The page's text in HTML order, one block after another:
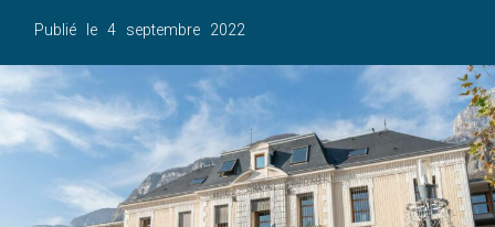
Publié le4 septembre 2022